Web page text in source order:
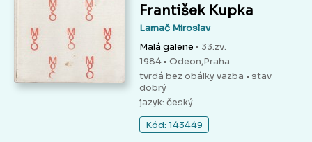
František Kupka
Lamač Miroslav
Malá galerie • 33.zv.
1984 • Odeon,Praha
tvrdá bez obálky väzba • stav
dobrý
jazyk: český
Kód: 143449